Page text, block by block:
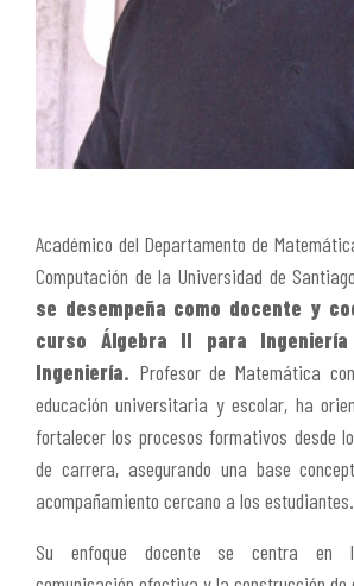
Académico del Departamento de
Computación de la Universidad de
se desempeña como docente y
curso Álgebra II para Ingeniería
Ingeniería. Profesor de Matemática
educación universitaria y escolar, ha
fortalecer los procesos formativos desde
de carrera, asegurando una base
acompañamiento cercano a los estudiantes.
Su enfoque docente se centra en